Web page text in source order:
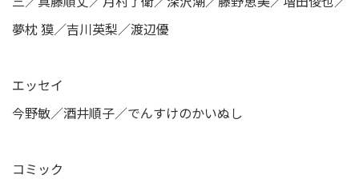
夢枕 獏／吉川英梨／渡辺優
エッセイ
今野敏／酒井順子／でんすけのかいぬし
コミック